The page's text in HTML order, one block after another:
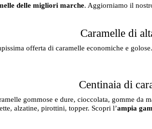
delle migliori marche. Aggiorniamo il
Caramelle di
offerta di caramelle economiche e
Centinaia di
gommose e dure, cioccolata, gomme da
alzatine, pirottini, topper. Scopri l’ampia